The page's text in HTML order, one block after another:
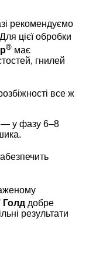
рекомендуємо
цієї обробки
® має
гнилей
все ж
— у фазу 6–8
Голд добре
результати